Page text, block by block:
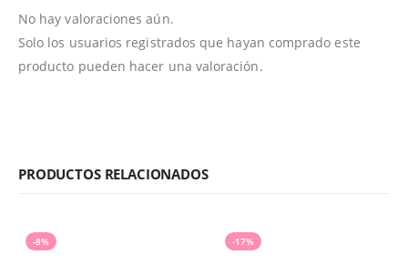
No hay valoraciones aún.
Solo los usuarios registrados que hayan comprado este
producto pueden hacer una valoración.
PRODUCTOS RELACIONADOS
-8% -17%